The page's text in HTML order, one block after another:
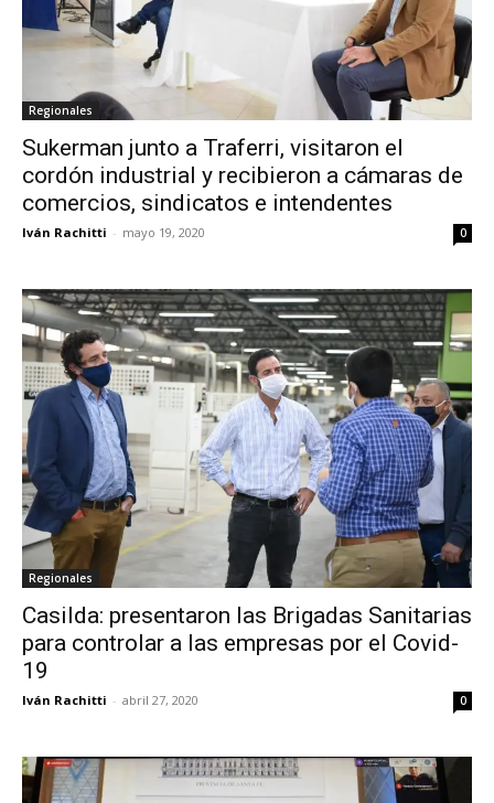
Regionales
Sukerman junto a Traferri, visitaron el
cordón industrial y recibieron a cámaras de
comercios, sindicatos e intendentes
Iván Rachitti - mayo 19, 2020 0
Regionales
Casilda: presentaron las Brigadas Sanitarias
para controlar a las empresas por el Covid-
19
Iván Rachitti - abril 27, 2020 0